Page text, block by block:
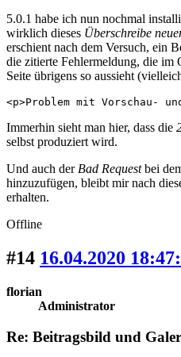
5.0.1 habe ich nun nochmal
wirklich dieses Überschreibe
erschient nach dem Versuch, ein
die zitierte Fehlermeldung, die im
Seite übrigens so aussieht
<p>Problem mit Vorschau-
Immerhin sieht man hier, dass die
selbst produziert wird.
Und auch der Bad Requestbei
hinzuzufügen, bleibt mir nach
erhalten.
Offline
#14 16.04.2020
florian
Administrator
Re: Beitragsbild und